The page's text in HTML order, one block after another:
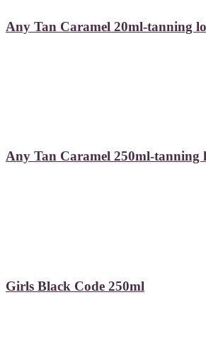
Any Tan Caramel 20ml-tanning
Any Tan Caramel 250ml-tanning
Girls Black Code 250ml